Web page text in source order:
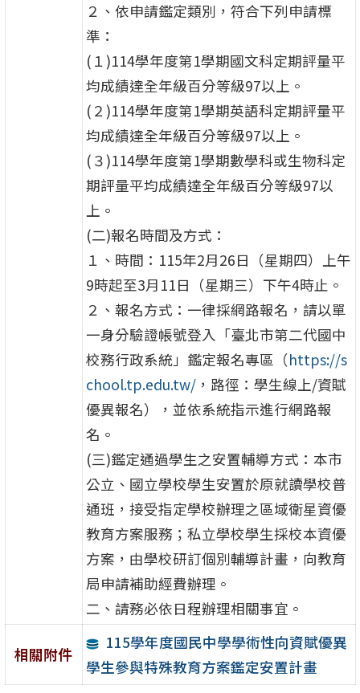
２、依申請鑑定類別，符合下列申請標
準：
(１)114學年度第1學期國文科定期評量平
均成績達全年級百分等級97以上。
(２)114學年度第1學期英語科定期評量平
均成績達全年級百分等級97以上。
(３)114學年度第1學期數學科或生物科定
期評量平均成績達全年級百分等級97以
上。
(二)報名時間及方式：
１、時間：115年2月26日（星期四）上午
9時起至3月11日（星期三）下午4時止。
２、報名方式：一律採網路報名，請以單
一身分驗證帳號登入「臺北市第二代國中
校務行政系統」鑑定報名專區（https://s
chool.tp.edu.tw/，路徑：學生線上/資賦
優異報名），並依系統指示進行網路報
名。
(三)鑑定通過學生之安置輔導方式：本市
公立、國立學校學生安置於原就讀學校普
通班，接受指定學校辦理之區域衛星資優
教育方案服務；私立學校學生採校本資優
方案，由學校研訂個別輔導計畫，向教育
局申請補助經費辦理。
二、請務必依日程辦理相關事宜。
相關附件
115學年度國民中學學術性向資賦優異
學生參與特殊教育方案鑑定安置計畫